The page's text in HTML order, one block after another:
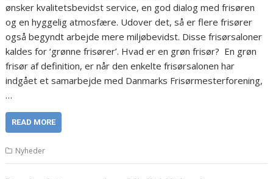
ønsker kvalitetsbevidst service, en god dialog med frisøren
og en hyggelig atmosfære. Udover det, så er flere frisører
også begyndt arbejde mere miljøbevidst. Disse frisørsaloner
kaldes for ‘grønne frisører’. Hvad er en grøn frisør? En grøn
frisør af definition, er når den enkelte frisørsalonen har
indgået et samarbejde med Danmarks Frisørmesterforening,
…
READ MORE
Nyheder